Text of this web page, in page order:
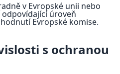
v Evropské unii nebo
úroveň
Evropské komise.
s ochranou